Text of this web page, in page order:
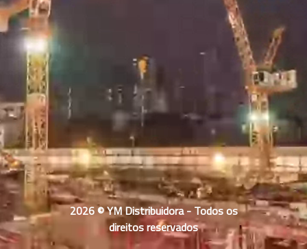
2026 © YM Distribuidora - Todos os
direitos reservados